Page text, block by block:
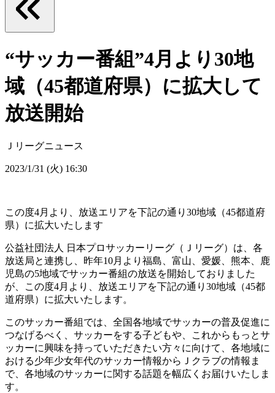
“サッカー番組”4月より30地
域（45都道府県）に拡大して
放送開始
Ｊリーグニュース
2023/1/31 (火) 16:30
この度4月より、放送エリアを下記の通り30地域（45都道府
県）に拡大いたします
公益社団法人 日本プロサッカーリーグ（Ｊリーグ）は、各
放送局と連携し、昨年10月より福島、富山、愛媛、熊本、鹿
児島の5地域でサッカー番組の放送を開始しておりました
が、この度4月より、放送エリアを下記の通り30地域（45都
道府県）に拡大いたします。
このサッカー番組では、全国各地域でサッカーの普及促進に
つなげるべく、サッカーをする子どもや、これからもっとサ
ッカーに興味を持っていただきたい方々に向けて、各地域に
おける少年少女年代のサッカー情報からＪクラブの情報ま
で、各地域のサッカーに関する話題を幅広くお届けいたしま
す。